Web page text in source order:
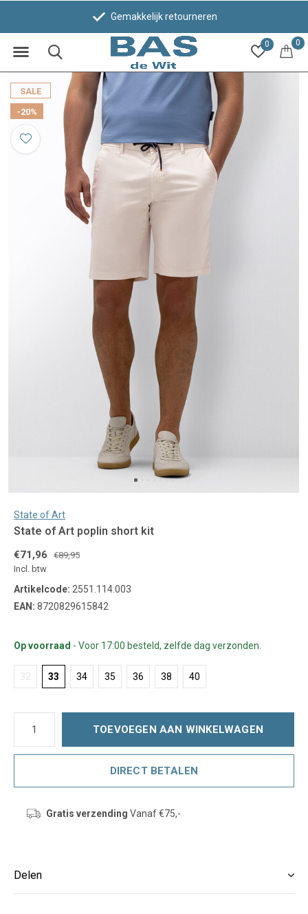
0 0
Gemakkelijk retourneren
SALE
-20%
State of Art
State of Art poplin short kit
€71,96
€89,95
Incl. btw
Artikelcode: 2551.114.003
EAN: 8720829615842
Op voorraad - Voor 17:00 besteld, zelfde dag verzonden.
32 33 34 35 36 38 40
TOEVOEGEN AAN WINKELWAGEN
DIRECT BETALEN
Gratis verzending Vanaf €75,-
Delen